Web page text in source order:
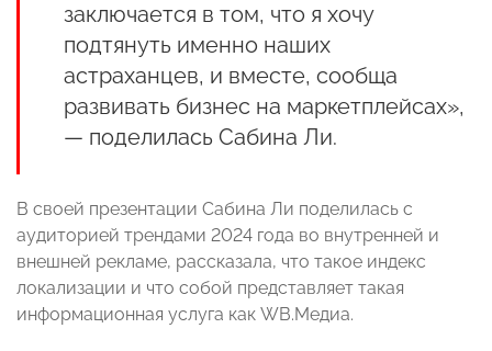
заключается в том, что я хочу
подтянуть именно наших
астраханцев, и вместе, сообща
развивать бизнес на маркетплейсах»,
— поделилась Сабина Ли.
В своей презентации Сабина Ли поделилась с
аудиторией трендами 2024 года во внутренней и
внешней рекламе, рассказала, что такое индекс
локализации и что собой представляет такая
информационная услуга как WB.Медиа.